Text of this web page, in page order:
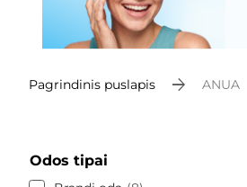
Pagrindinis puslapis ANUA
Odos tipai